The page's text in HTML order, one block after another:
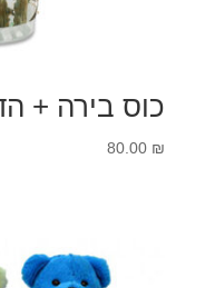
כוס בירה +
80.00 ₪